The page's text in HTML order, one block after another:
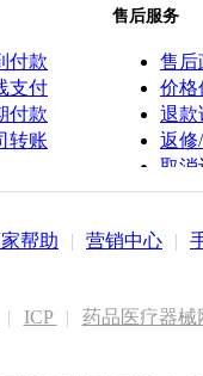
付款
支付
付款
转账
售后服务
售后
价格
退款
返修
取消
帮助 | 营销中心 |
| ICP | 药品医疗器械